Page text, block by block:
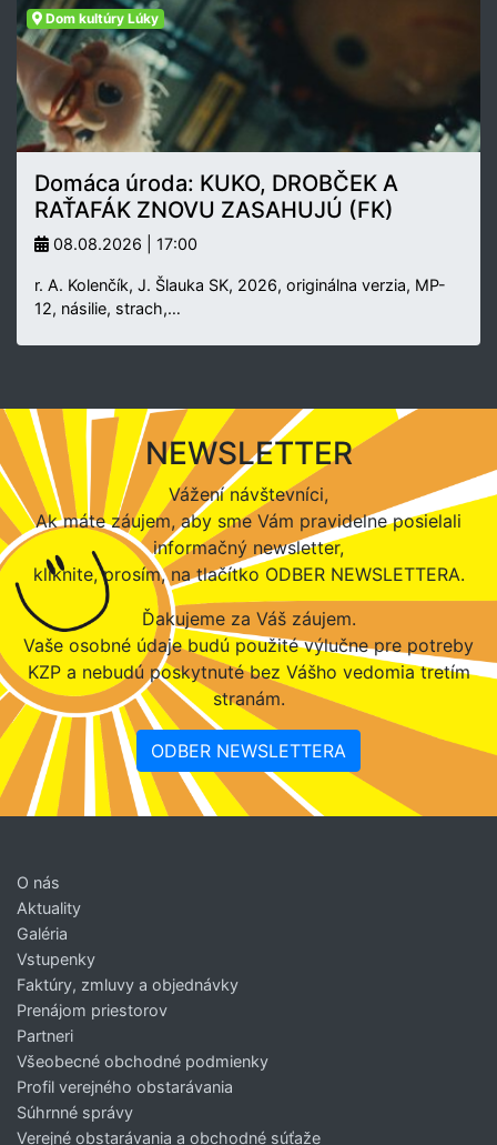
Dom kultúry Lúky
Domáca úroda: KUKO, DROBČEK A
RAŤAFÁK ZNOVU ZASAHUJÚ (FK)
08.08.2026 | 17:00
r. A. Kolenčík, J. Šlauka SK, 2026, originálna verzia, MP-
12, násilie, strach,…
NEWSLETTER
Vážení návštevníci,
Ak máte záujem, aby sme Vám pravidelne posielali
informačný newsletter,
kliknite, prosím, na tlačítko ODBER NEWSLETTERA.
Ďakujeme za Váš záujem.
Vaše osobné údaje budú použité výlučne pre potreby
KZP a nebudú poskytnuté bez Vášho vedomia tretím
stranám.
ODBER NEWSLETTERA
O nás
Aktuality
Galéria
Vstupenky
Faktúry, zmluvy a objednávky
Prenájom priestorov
Partneri
Všeobecné obchodné podmienky
Profil verejného obstarávania
Súhrnné správy
Verejné obstarávania a obchodné súťaže